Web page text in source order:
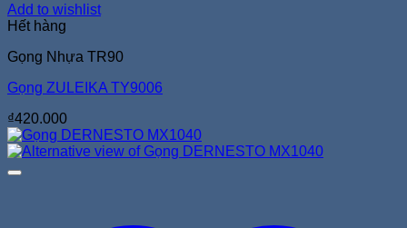
Add to wishlist
Hết hàng
Gọng Nhựa TR90
Gọng ZULEIKA TY9006
₫420.000